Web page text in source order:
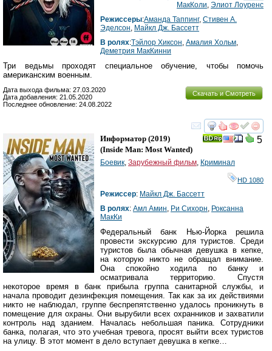
МакКоли,Элиот Лоуренс
Режиссеры:Аманда Таппинг, Стивен А.
Эделсон, Майкл Дж. Бассетт
В ролях:Тэйлор Хиксон, Амалия Хольм,
Деметрия МакКинни
Три ведьмы проходят специальное обучение, чтобы помочь
американским военным.
Скачать и Смотреть
Дата выхода фильма: 27.03.2020
Дата добавления: 21.05.2020
Последнее обновление: 24.08.2022
смотреть
5
Информатор (2019)
(Inside Man: Most Wanted)
Боевик, Зарубежный фильм, Криминал
HD 1080
Режиссер: Майкл Дж. Бассетт
В ролях: Амл Амин, Ри Сихорн, Роксанна
МакКи
Федеральный банк Нью-Йорка решила
провести экскурсию для туристов. Среди
туристов была обычная девушка в кепке,
на которую никто не обращал внимание.
Она спокойно ходила по банку и
осматривала территорию. Спустя
некоторое время в банк прибыла группа санитарной службы, и
начала проводит дезинфекция помещения. Так как за их действиями
никто не наблюдал, группе беспрепятственно удалось проникнуть в
помещение для охраны. Они вырубили всех охранников и захватили
контроль над зданием. Началась небольшая паника. Сотрудники
банка, полагая, что это учебная тревога, просят выйти всех туристов
на улицу. В этот момент в дело вступает девушка в кепке…